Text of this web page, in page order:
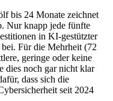
bis 24 Monate zeichnet
Nur knapp jede fünfte
in KI-gestützter
Für die Mehrheit (72
geringe oder keine
dies noch gar nicht klar
dass sich die
seit 2024